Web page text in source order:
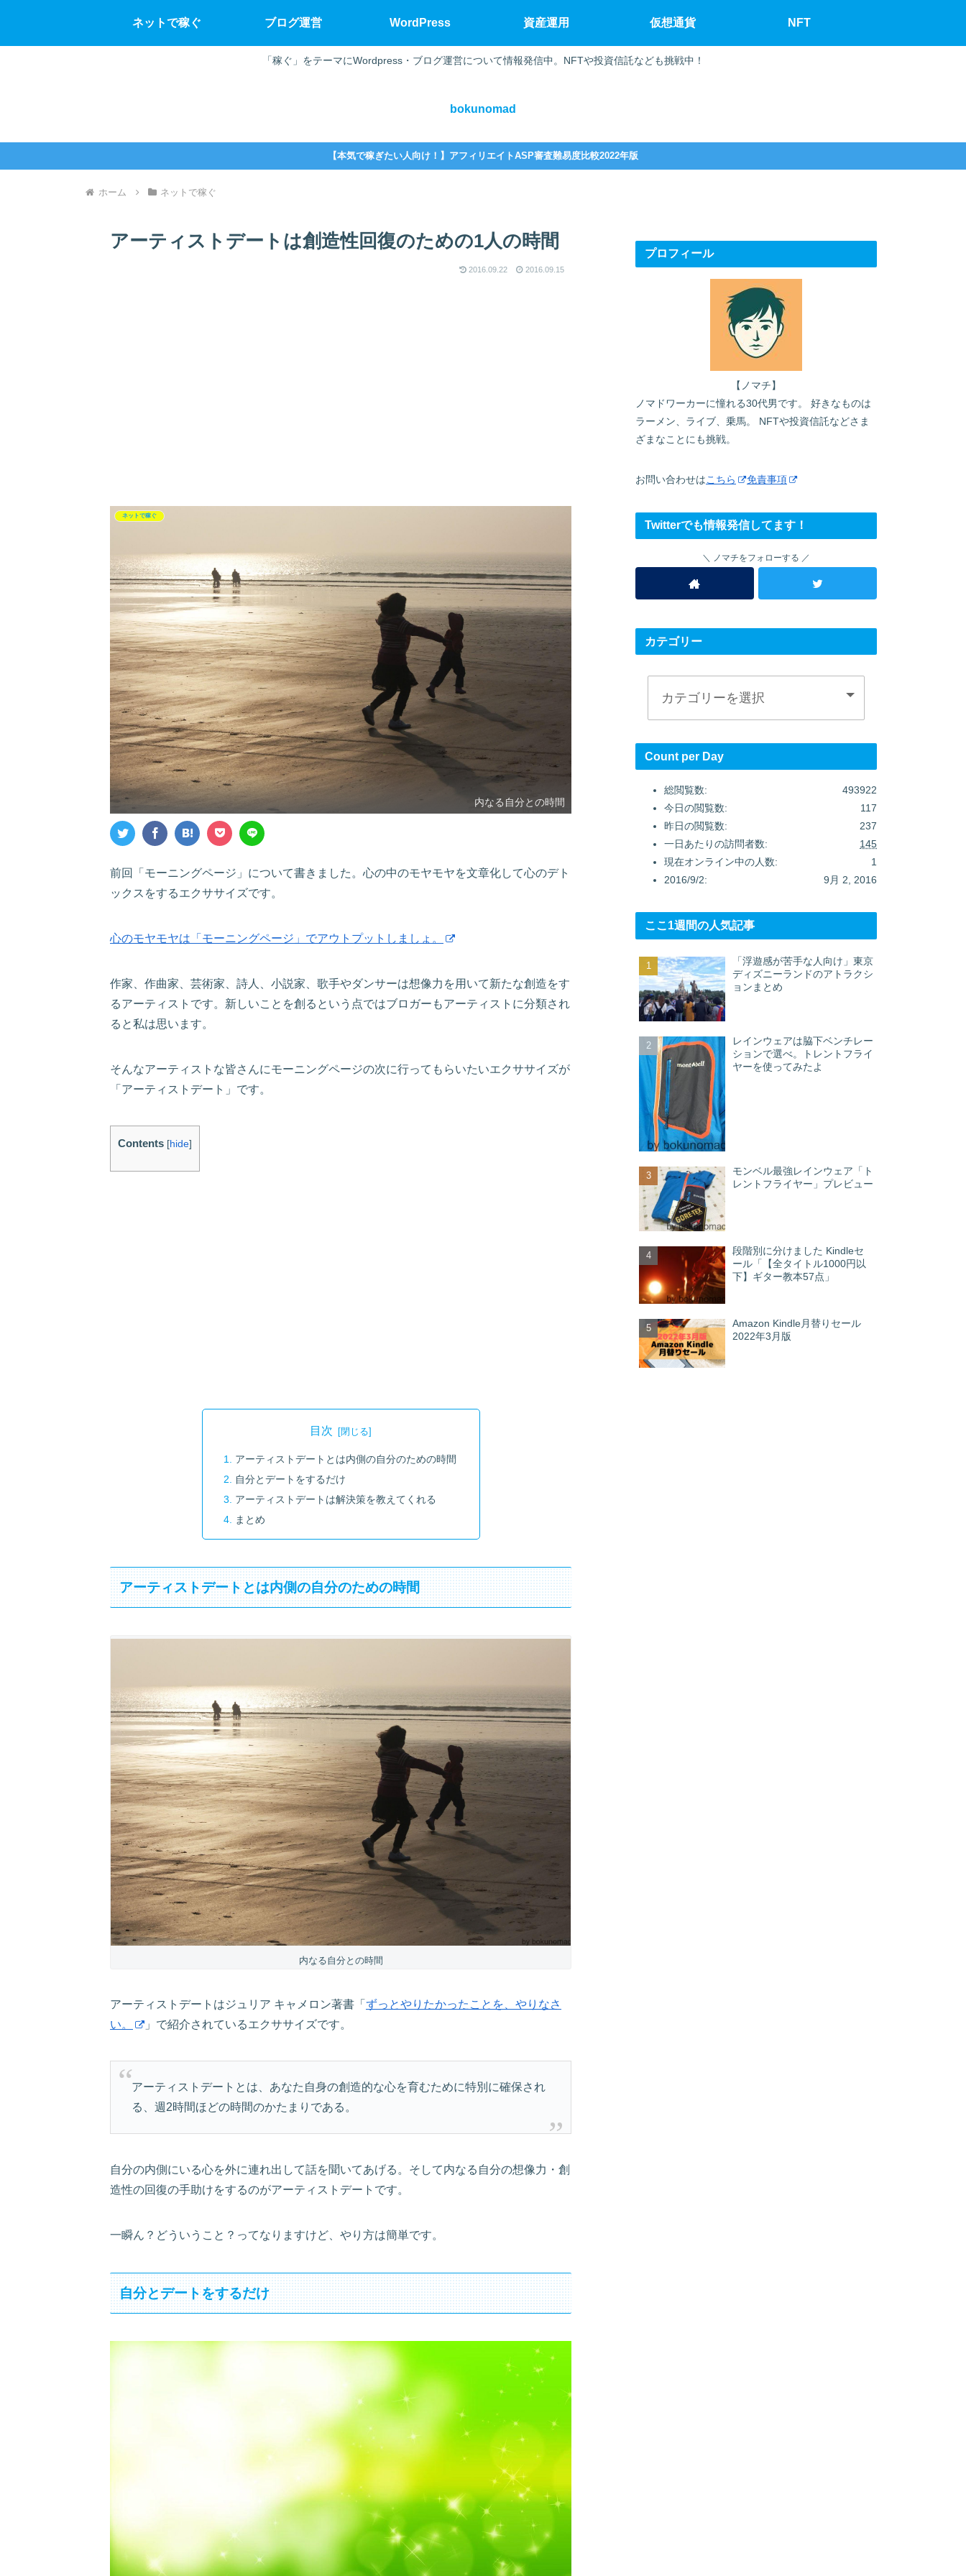
「稼ぐ」をテーマにWordpress・ブログ運営について情報発信中。NFTや投資信託なども挑戦中！
bokunomad
ネットで稼ぐ ブログ運営 WordPress 資産運用 仮想通貨 NFT
【本気で稼ぎたい人向け！】アフィリエイトASP審査難易度比較2022年版
ホーム ネットで稼ぐ
アーティストデートは創造性回復のための1人の時間
2016.09.22 2016.09.15
ネットで稼ぐ
内なる自分との時間
前回「モーニングページ」について書きました。心の中のモヤモヤを文章化して心のデト
ックスをするエクササイズです。
心のモヤモヤは「モーニングページ」でアウトプットしましょ。
作家、作曲家、芸術家、詩人、小説家、歌手やダンサーは想像力を用いて新たな創造をす
るアーティストです。新しいことを創るという点ではブロガーもアーティストに分類され
ると私は思います。
そんなアーティストな皆さんにモーニングページの次に行ってもらいたいエクササイズが
「アーティストデート」です。
Contents [hide]
目次
アーティストデートとは内側の自分のための時間
自分とデートをするだけ
アーティストデートは解決策を教えてくれる
まとめ
アーティストデートとは内側の自分のための時間
内なる自分との時間
アーティストデートはジュリア キャメロン著書「 ずっとやりたかったことを、やりなさ
い。
」で紹介されているエクササイズです。
アーティストデートとは、あなた自身の創造的な心を育むために特別に確保され
る、週2時間ほどの時間のかたまりである。
自分の内側にいる心を外に連れ出して話を聞いてあげる。そして内なる自分の想像力・創
造性の回復の手助けをするのがアーティストデートです。
一瞬ん？どういうこと？ってなりますけど、やり方は簡単です。
自分とデートをするだけ
プロフィール
【ノマチ】
ノマドワーカーに憧れる30代男です。 好きなものは
ラーメン、ライブ、乗馬。 NFTや投資信託などさま
ざまなことにも挑戦。
お問い合わせはこちら 免責事項
Twitterでも情報発信してます！
ノマチをフォローする
カテゴリー
Count per Day
493922
総閲覧数:
117
今日の閲覧数:
237
昨日の閲覧数:
145
一日あたりの訪問者数:
1
現在オンライン中の人数:
9月 2, 2016
2016/9/2:
ここ1週間の人気記事
「浮遊感が苦手な人向け」東京
ディズニーランドのアトラクシ
ョンまとめ
レインウェアは脇下ベンチレー
ションで選べ。トレントフライ
ヤーを使ってみたよ
モンベル最強レインウェア「ト
レントフライヤー」プレビュー
段階別に分けました Kindleセ
ール「【全タイトル1000円以
下】ギター教本57点」
Amazon Kindle月替りセール
2022年3月版